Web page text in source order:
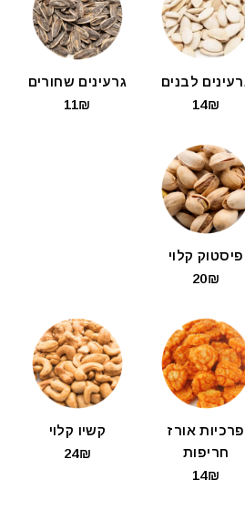
לבנים
14₪
גרעינים שחורים
11₪
פיסטוק קלוי
20₪
פרכיות אורז
חריפות
14₪
קשיו קלוי
24₪